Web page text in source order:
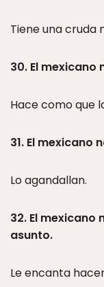
Tiene una cruda
30. El mexicano
Hace como que
31. El mexicano
Lo agandallan.
32. El mexicano
asunto.
Le encanta